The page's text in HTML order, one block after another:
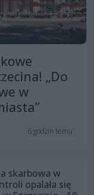
skarbowa w
opalała się
„Do
w
6 godzin temu